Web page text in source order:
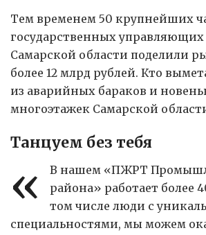
Тем временем 50 крупнейших
государственных
Самарской области поделили
более 12 млрд рублей. Кто
из аварийных бараков и
многоэтажек Самарской
Танцуем без тебя
«
В нашем «ПЖРТ
района» работает более
том числе люди с
специальностями, мы можем